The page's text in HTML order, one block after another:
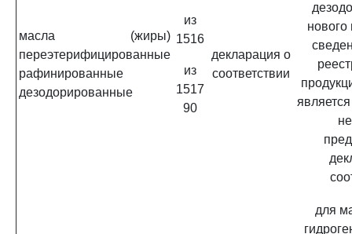
масла (жиры)
переэтерифицированные
рафинированные
дезодорированные
из
1516
из
1517
90
декларация о
соответствии
нового
для